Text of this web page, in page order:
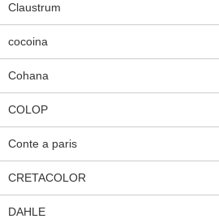
Claustrum
cocoina
Cohana
COLOP
Conte a paris
CRETACOLOR
DAHLE